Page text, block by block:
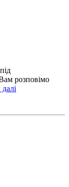
розповімо